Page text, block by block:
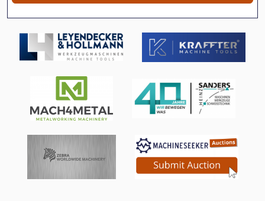
Sierras Circulares De Corte De Madera
Sierras Circulares De Corte De Metales
Sierras De Cinta
Sierras De Cinta De Registro
Sierras De Inglete
Sierras De Mesa Ajustable En Altura